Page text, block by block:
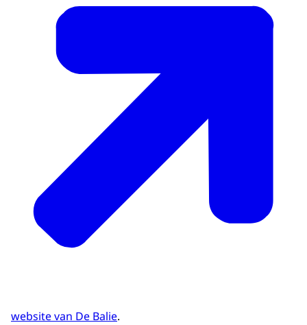
website van De Balie.